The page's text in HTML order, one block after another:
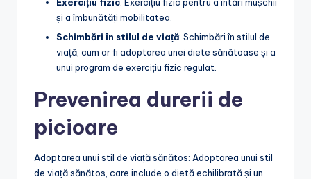
Exercițiu fizic: Exercițiu fizic pentru a întări mușchii
și a îmbunătăți mobilitatea.
Schimbări în stilul de viață: Schimbări în stilul de
viață, cum ar fi adoptarea unei diete sănătoase și a
unui program de exercițiu fizic regulat.
Prevenirea durerii de
picioare
Adoptarea unui stil de viață sănătos: Adoptarea unui stil
de viață sănătos, care include o dietă echilibrată și un